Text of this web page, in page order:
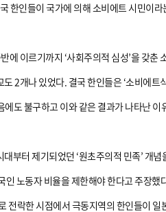
한인들이 국가에 의해 소비에트 시민이
에 이르기까지 ‘사회주의적 심성’을 갖
2개나 있었다. 결국 한인들은 ‘소비에
도 불구하고 이와 같은 결과가 나타난
부터 제기되었던 ‘원초주의적 민족’ 개
노동자 비율을 제한해야 한다고 주장
전락한 시점에서 극동지역의 한인들이